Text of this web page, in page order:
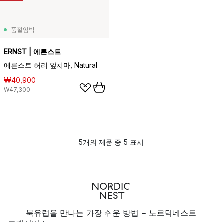
품절임박
ERNST | 에른스트
에른스트 허리 앞치마, Natural
₩40,900
₩47,300
5개의 제품 중 5 표시
북유럽을 만나는 가장 쉬운 방법 - 노르딕네스트